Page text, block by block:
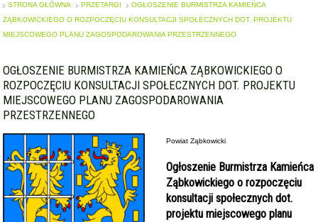
STRONA GŁÓWNA PRZETARGI
OGŁOSZENIE BURMISTRZA KAMIEŃCA
ZĄBKOWICKIEGO O ROZPOCZĘCIU KONSULTACJI SPOŁECZNYCH DOT. PROJEKTU
MIEJSCOWEGO PLANU ZAGOSPODAROWANIA PRZESTRZENNEGO
OGŁOSZENIE BURMISTRZA KAMIEŃCA ZĄBKOWICKIEGO O
ROZPOCZĘCIU KONSULTACJI SPOŁECZNYCH DOT. PROJEKTU
MIEJSCOWEGO PLANU ZAGOSPODAROWANIA
PRZESTRZENNEGO
Powiat Ząbkowicki
Ogłoszenie Burmistrza Kamieńca
Ząbkowickiego o rozpoczęciu
konsultacji społecznych dot.
projektu miejscowego planu